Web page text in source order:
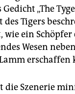
„The
des Tigers
wie ein Schöpfer
Wesen
erschaffen
die Szenerie